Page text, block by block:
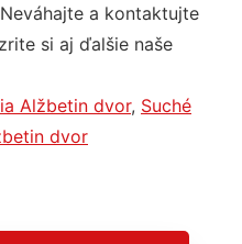
a kontaktujte
si aj ďalšie naše
Alžbetin dvor, Suché
dvor